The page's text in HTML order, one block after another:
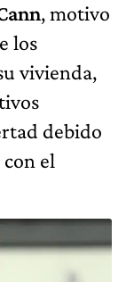
, motivo
los
vivienda,
debido
el